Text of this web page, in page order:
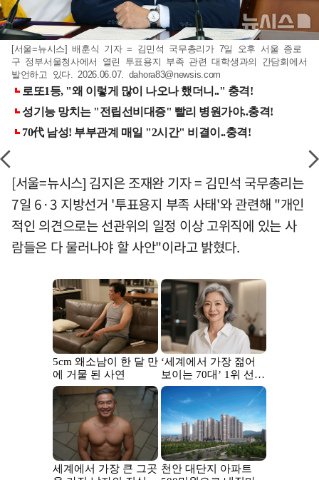
[서울=뉴시스] 배훈식 기자 = 김민석 국무총리가 7일 오후 서울 종로
구 정부서울청사에서 열린 투표용지 부족 관련 대학생과의 간담회에서
발언하고 있다. 2026.06.07. dahora83@newsis.com
[서울=뉴시스] 김지은 조재완 기자 = 김민석 국무총리는
7일 6·3 지방선거 '투표용지 부족 사태'와 관련해 "개인
적인 의견으로는 선관위의 일정 이상 고위직에 있는 사
람들은 다 물러나야 할 사안"이라고 밝혔다.